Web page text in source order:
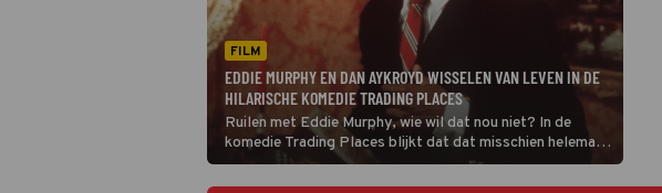
FILM
EDDIE MURPHY EN DAN AYKROYD WISSELEN VAN LEVEN IN DE
HILARISCHE KOMEDIE TRADING PLACES
Ruilen met Eddie Murphy, wie wil dat nou niet? In de
komedie Trading Places blijkt dat dat misschien helemaal
niet zo'n goed idee is.